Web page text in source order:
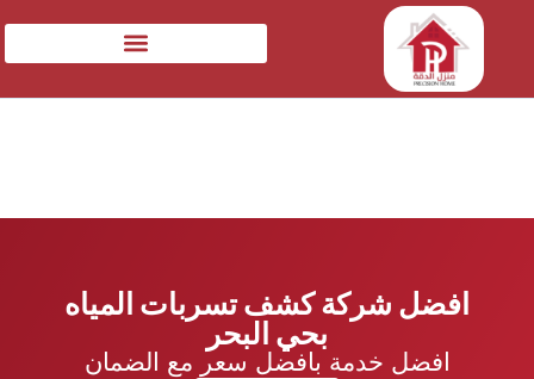
افضل شركة كشف تسربات المياه
بحي البحر
افضل خدمة بافضل سعر مع الضمان